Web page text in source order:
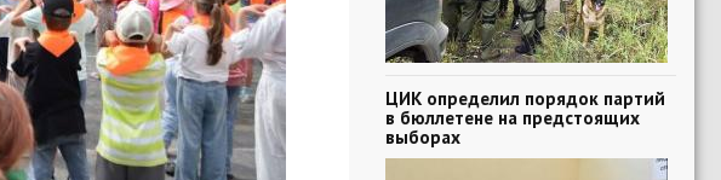
ЦИК определил порядок партий
в бюллетене на предстоящих
выборах